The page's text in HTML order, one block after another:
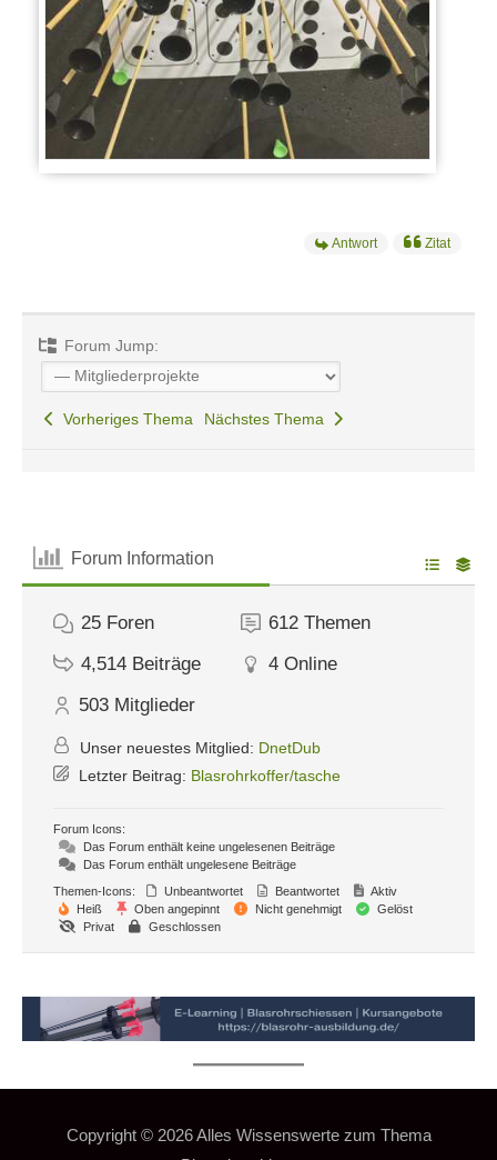
Antwort Zitat
Forum Jump:
Vorheriges Thema Nächstes Thema
Forum Information
25 Foren 612 Themen
4,514 Beiträge 4 Online
503 Mitglieder
Unser neuestes Mitglied: DnetDub
Letzter Beitrag: Blasrohrkoffer/tasche
Forum Icons:
Das Forum enthält keine ungelesenen Beiträge
Das Forum enthält ungelesene Beiträge
Themen-Icons:
Unbeantwortet Beantwortet
Aktiv
Heiß
Oben angepinnt Nicht genehmigt
Gelöst
Privat
Geschlossen
Copyright © 2026Alles Wissenswerte zum Thema